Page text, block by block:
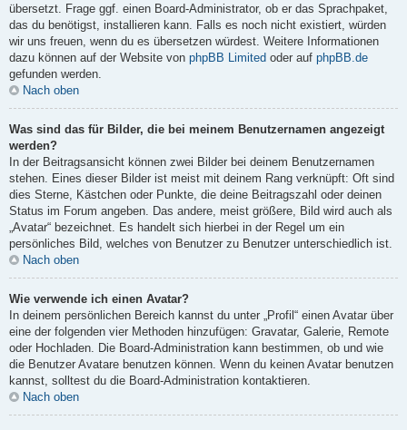
übersetzt. Frage ggf. einen Board-Administrator, ob er das Sprachpaket,
das du benötigst, installieren kann. Falls es noch nicht existiert, würden
wir uns freuen, wenn du es übersetzen würdest. Weitere Informationen
dazu können auf der Website von phpBB Limited oder auf phpBB.de
gefunden werden.
Nach oben
Was sind das für Bilder, die bei meinem Benutzernamen angezeigt
werden?
In der Beitragsansicht können zwei Bilder bei deinem Benutzernamen
stehen. Eines dieser Bilder ist meist mit deinem Rang verknüpft: Oft sind
dies Sterne, Kästchen oder Punkte, die deine Beitragszahl oder deinen
Status im Forum angeben. Das andere, meist größere, Bild wird auch als
„Avatar“ bezeichnet. Es handelt sich hierbei in der Regel um ein
persönliches Bild, welches von Benutzer zu Benutzer unterschiedlich ist.
Nach oben
Wie verwende ich einen Avatar?
In deinem persönlichen Bereich kannst du unter „Profil“ einen Avatar über
eine der folgenden vier Methoden hinzufügen: Gravatar, Galerie, Remote
oder Hochladen. Die Board-Administration kann bestimmen, ob und wie
die Benutzer Avatare benutzen können. Wenn du keinen Avatar benutzen
kannst, solltest du die Board-Administration kontaktieren.
Nach oben